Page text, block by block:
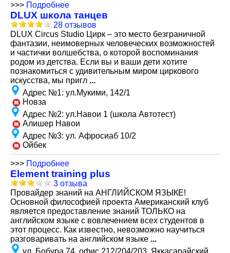
>>> Подробнее
DLUX школа танцев
28 отзывов
DLUX Circus Studio Цирк – это место безграничной
фантазии, неимоверных человеческих возможностей
и частички волшебства, о которой воспоминания
родом из детства. Если вы и ваши дети хотите
познакомиться с удивительным миром циркового
искусства, мы пригл ...
Адрес №1: ул.Мукими, 142/1
Новза
Адрес №2: ул.Навои 1 (школа Автотест)
Алишер Навои
Адрес №3: ул. Афросиаб 10/2
Ойбек
>>> Подробнее
Element training plus
3 отзыва
Провайдер знаний на АНГЛИЙСКОМ ЯЗЫКЕ!
Основной философией проекта Американский клуб
является предоставление знаний ТОЛЬКО на
английском языке с вовлечением всех студентов в
этот процесс. Как известно, невозможно научиться
разговаривать на английском языке ...
ул. Бобура 74, офис 212/204/203, Яккасарайский